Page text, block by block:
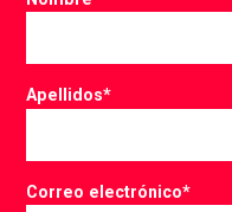
Apellidos*
Correo electrónico*